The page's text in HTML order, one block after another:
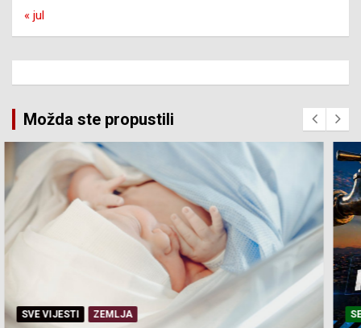
« jul
Možda ste propustili
SERVISNE INFORMACIJE